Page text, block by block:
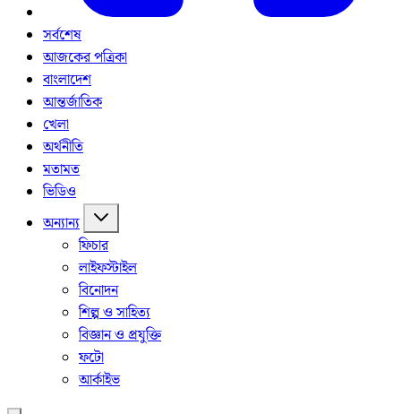
সর্বশেষ
আজকের পত্রিকা
বাংলাদেশ
আন্তর্জাতিক
খেলা
অর্থনীতি
মতামত
ভিডিও
অন্যান্য
ফিচার
লাইফস্টাইল
বিনোদন
শিল্প ও সাহিত্য
বিজ্ঞান ও প্রযুক্তি
ফটো
আর্কাইভ